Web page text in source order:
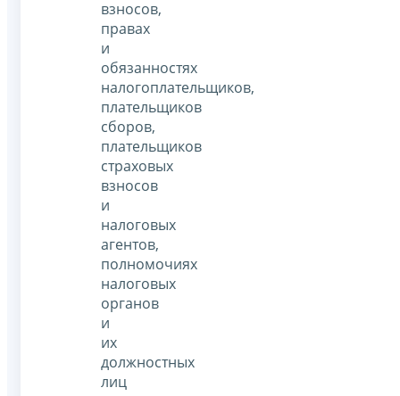
взносов,
правах
и
обязанностях
налогоплательщиков,
плательщиков
сборов,
плательщиков
страховых
взносов
и
налоговых
агентов,
полномочиях
налоговых
органов
и
их
должностных
лиц